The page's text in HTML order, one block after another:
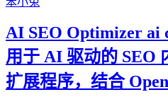
AI SEO Optimizer ai
用于 AI 驱动的 SEO
扩展程序，结合